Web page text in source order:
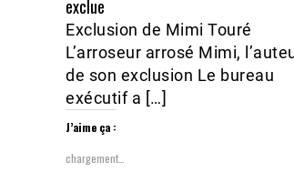
exclue
Exclusion de Mimi Touré
L’arroseur arrosé Mimi,
de son exclusion Le bureau
exécutif a […]
J’aime ça :
chargement…